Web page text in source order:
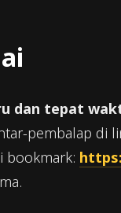
dan tepat
pembalap di
bookmark: